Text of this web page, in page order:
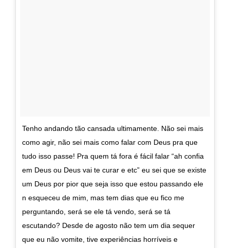
Tenho andando tão cansada ultimamente. Não sei mais
como agir, não sei mais como falar com Deus pra que
tudo isso passe! Pra quem tá fora é fácil falar “ah confia
em Deus ou Deus vai te curar e etc” eu sei que se existe
um Deus por pior que seja isso que estou passando ele
n esqueceu de mim, mas tem dias que eu fico me
perguntando, será se ele tá vendo, será se tá
escutando? Desde de agosto não tem um dia sequer
que eu não vomite, tive experiências horríveis e